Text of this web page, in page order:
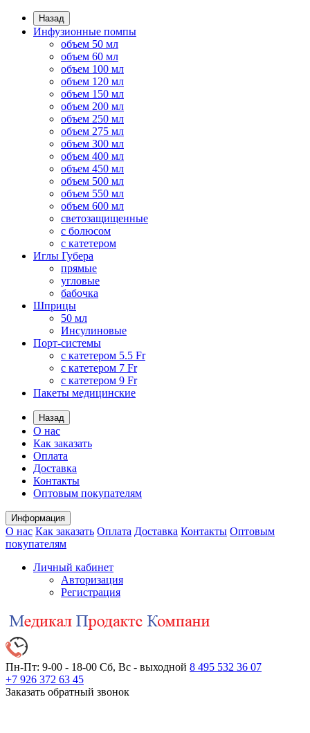
Назад
Инфузионные помпы
объем 50 мл
объем 60 мл
объем 100 мл
объем 120 мл
объем 150 мл
объем 200 мл
объем 250 мл
объем 275 мл
объем 300 мл
объем 400 мл
объем 450 мл
объем 500 мл
объем 550 мл
объем 600 мл
светозащищенные
с болюсом
с катетером
Иглы Губера
прямые
угловые
бабочка
Шприцы
50 мл
Инсулиновые
Порт-системы
с катетером 5.5 Fr
с катетером 7 Fr
с катетером 9 Fr
Пакеты медицинские
Назад
О нас
Как заказать
Оплата
Доставка
Контакты
Оптовым покупателям
Информация
О нас Как заказать Оплата Доставка Контакты Оптовым
покупателям
Личный кабинет
Авторизация
Регистрация
Пн-Пт: 9-00 - 18-00 Сб, Вс - выходной 8 495 532 36 07
+7 926 372 63 45
Заказать обратный звонок